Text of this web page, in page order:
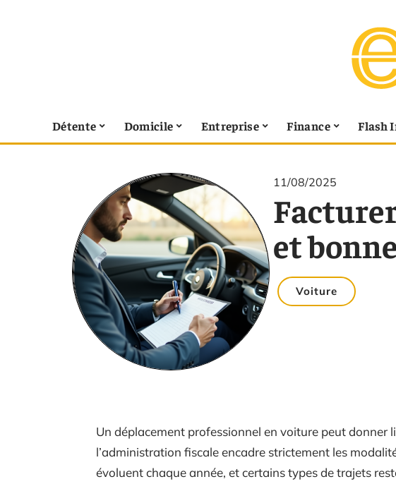
Détente Domicile Entreprise Finance Flash
11/08/2025
et
Voiture
Un déplacement professionnel en voiture peut donner
l’administration fiscale encadre strictement les
évoluent chaque année, et certains types de trajets